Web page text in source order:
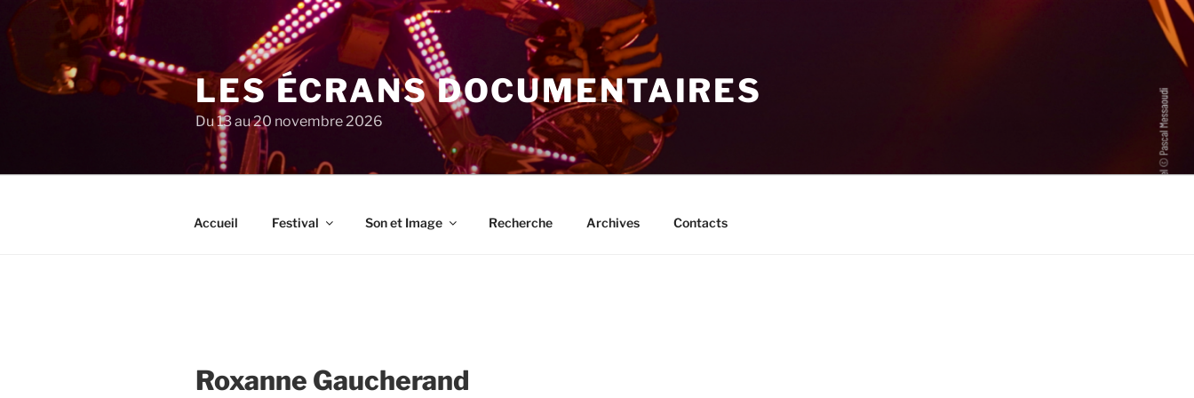
au
contenu
principal
LES ÉCRANS DOCUMENTAIRES
Du 13 au 20 novembre 2026
Accueil Festival Son et Image Recherche Archives Contacts
Roxanne Gaucherand